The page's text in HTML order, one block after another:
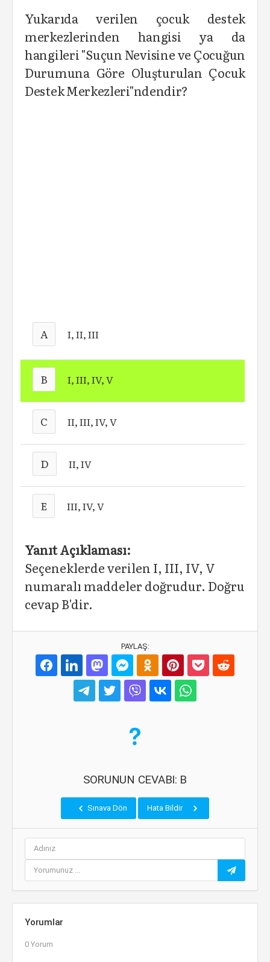
Yukarıda verilen çocuk destek
merkezlerinden hangisi ya da
hangileri "Suçun Nevisine ve Çocuğun
Durumuna Göre Oluşturulan Çocuk
Destek Merkezleri"ndendir?
A I, II, III
B I, III, IV, V
C II, III, IV, V
D II, IV
E III, IV, V
Yanıt Açıklaması:
Seçeneklerde verilen I, III, IV, V
numaralı maddeler doğrudur. Doğru
cevap B'dir.
PAYLAŞ:
SORUNUN CEVABI: B
Sınava Dön Hata Bildir
Yorumlar
0 Yorum